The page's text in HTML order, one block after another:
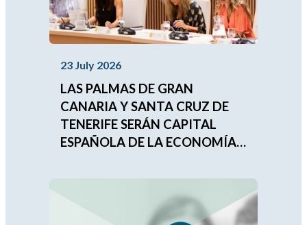
23 July 2026
LAS PALMAS DE GRAN
CANARIA Y SANTA CRUZ DE
TENERIFE SERÁN CAPITAL
ESPAÑOLA DE LA ECONOMÍA